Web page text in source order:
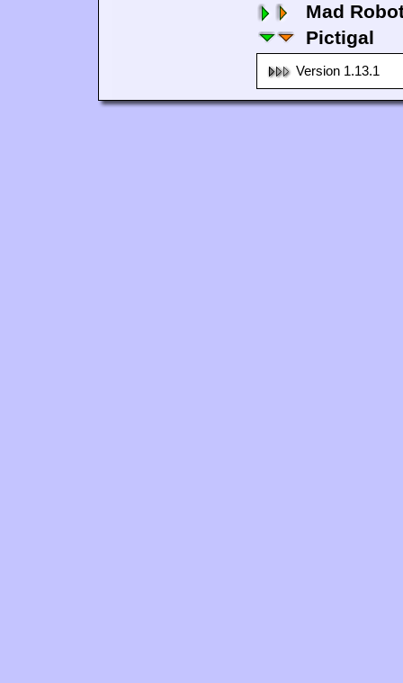
Mad
Pictigal
Version 1.13.1